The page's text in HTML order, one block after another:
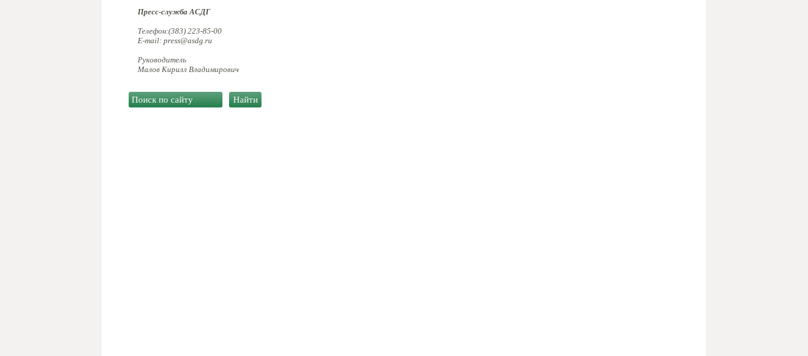
Пресс-служба АСДГ
Телефон:(383) 223-85-00
E-mail: press@asdg.ru
Руководитель
Малов Кирилл Владимирович